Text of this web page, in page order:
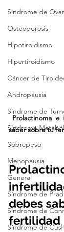
Síndrome de
Osteoporosis
Hipotiroidismo
Hipertiroidismo
Cáncer de
Andropausia
Sindrome de
Síndrome
Sobrepeso
Menopausia
General
Síndrome de
Síndrome de
Síndrome de
Prolactinoma
saber sobre tu
debes
fertilidad